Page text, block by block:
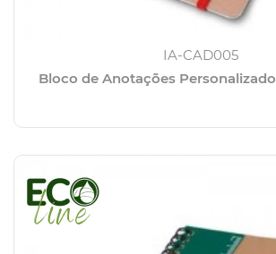
IA-CAD005
Bloco de Anotações